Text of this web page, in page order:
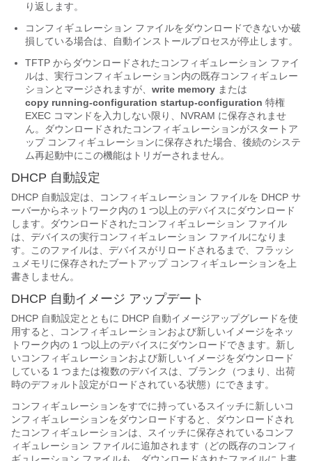
り返します。
コンフィギュレーション ファイルをダウンロードできないか破
損している場合は、自動インストールプロセスが停止します。
TFTP からダウンロードされたコンフィギュレーション ファイ
ルは、実行コンフィギュレーション内の既存コンフィギュレー
ションとマージされますが、 write memory または
copy running-configuration startup-configuration 特権
EXEC コマンドを入力しない限り、NVRAM に保存されませ
ん。ダウンロードされたコンフィギュレーションがスタートア
ップ コンフィギュレーションに保存された場合、後続のシステ
ム再起動中にこの機能はトリガーされません。
DHCP 自動設定
DHCP 自動設定は、コンフィギュレーション ファイルを DHCP サ
ーバーからネットワーク内の 1 つ以上のデバイスにダウンロード
します。ダウンロードされたコンフィギュレーション ファイル
は、デバイスの実行コンフィギュレーション ファイルになりま
す。このファイルは、デバイスがリロードされるまで、フラッシ
ュメモリに保存されたブートアップ コンフィギュレーションを上
書きしません。
DHCP 自動イメージ アップデート
DHCP 自動設定とともに DHCP 自動イメージアップグレードを使
用すると、コンフィギュレーションおよび新しいイメージをネッ
トワーク内の 1 つ以上のデバイスにダウンロードできます。新し
いコンフィギュレーションおよび新しいイメージをダウンロード
している 1 つまたは複数のデバイスは、ブランク（つまり、出荷
時のデフォルト設定がロードされている状態）にできます。
コンフィギュレーションをすでに持っているスイッチに新しいコ
ンフィギュレーションをダウンロードすると、ダウンロードされ
たコンフィギュレーションは、スイッチに保存されているコンフ
ィギュレーション ファイルに追加されます（どの既存のコンフィ